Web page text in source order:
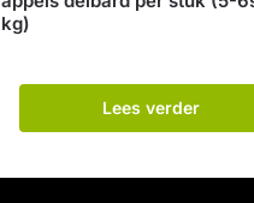
kg)
Lees verder